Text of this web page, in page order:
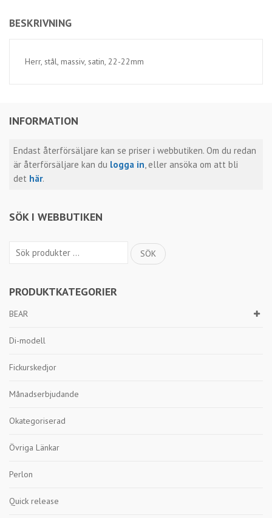
INFORMATION
Endast återförsäljare kan se priser i webbutiken. Om du redan
är återförsäljare kan du logga in, eller ansöka om att bli
det här.
SÖK I WEBBUTIKEN
Sök
SÖK
PRODUKTKATEGORIER
BEAR
Di-modell
Fickurskedjor
Månadserbjudande
Okategoriserad
Övriga Länkar
Perlon
Quick release
BESKRIVNING
Herr, stål, massiv, satin, 22-22mm